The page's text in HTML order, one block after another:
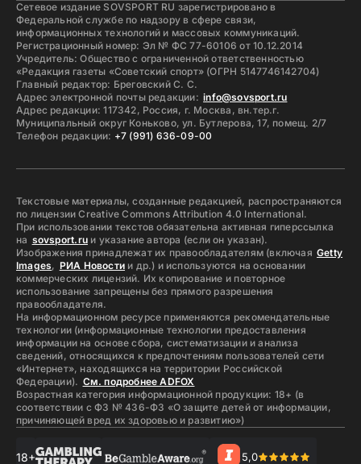
Сетевое издание SOVSPORT RU зарегистрировано в
Федеральной службе по надзору в сфере связи,
информационных технологий и массовых коммуникаций.
Регистрационный номер: Эл № ФС 77-60106 от 10.12.2014
Учредитель: Общество с ограниченной ответственностью
«Редакция газеты «Советский спорт» (ОГРН 5147746142704)
Главный редактор: Бреговский С. С.
Адрес электронной почты редакции: info@sovsport.ru
Адрес редакции: 117342, Россия, г. Москва, вн.тер.г.
Муниципальный округ Коньково, ул. Бутлерова, 17, помещ. 2/7
Телефон редакции: +7 (991) 636-09-00
Текстовые материалы, созданные редакцией, распространяются
по лицензии Creative Commons Attribution 4.0 International.
При использовании текстов обязательна активная гиперссылка
на sovsport.ruи указание автора (если он указан).
Изображения принадлежат их правообладателям (включая Getty
Images, РИА Новости и др.) и используются на основании
коммерческих лицензий. Их копирование и повторное
использование запрещены без прямого разрешения
правообладателя.
На информационном ресурсе применяются рекомендательные
технологии (информационные технологии предоставления
информации на основе сбора, систематизации и анализа
сведений, относящихся к предпочтениям пользователей сети
«Интернет», находящихся на территории Российской
Федерации). См. подробнее ADFOX
Возрастная категория информационной продукции: 18+ (в
соответствии с ФЗ № 436-ФЗ «О защите детей от информации,
причиняющей вред их здоровью и развитию»)
18+ 5,0